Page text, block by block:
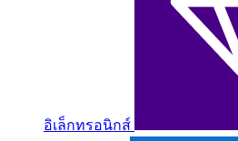
อิเล็กทรอนิกส์